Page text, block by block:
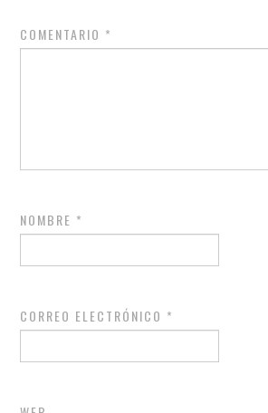
COMENTARIO *
NOMBRE *
CORREO ELECTRÓNICO *